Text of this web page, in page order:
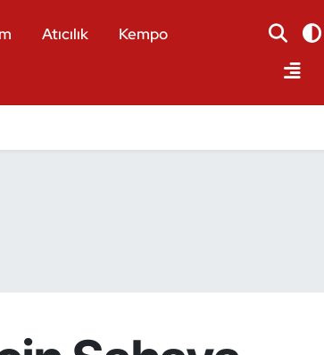
Atıcılık
Kempo